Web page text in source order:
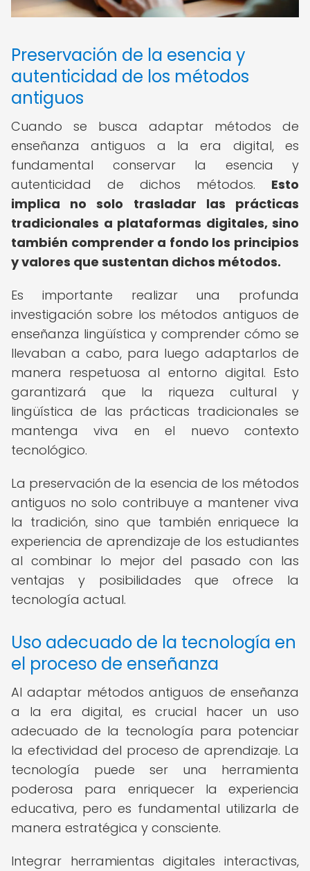
Preservación de la esencia y
autenticidad de los métodos
antiguos
Cuando se busca adaptar métodos de
enseñanza antiguos a la era digital, es
fundamental conservar la esencia y
autenticidad de dichos métodos. Esto
implica no solo trasladar las prácticas
tradicionales a plataformas digitales, sino
también comprender a fondo los principios
y valores que sustentan dichos métodos.
Es importante realizar una profunda
investigación sobre los métodos antiguos de
enseñanza lingüística y comprender cómo se
llevaban a cabo, para luego adaptarlos de
manera respetuosa al entorno digital. Esto
garantizará que la riqueza cultural y
lingüística de las prácticas tradicionales se
mantenga viva en el nuevo contexto
tecnológico.
La preservación de la esencia de los métodos
antiguos no solo contribuye a mantener viva
la tradición, sino que también enriquece la
experiencia de aprendizaje de los estudiantes
al combinar lo mejor del pasado con las
ventajas y posibilidades que ofrece la
tecnología actual.
Uso adecuado de la tecnología en
el proceso de enseñanza
Al adaptar métodos antiguos de enseñanza
a la era digital, es crucial hacer un uso
adecuado de la tecnología para potenciar
la efectividad del proceso de aprendizaje. La
tecnología puede ser una herramienta
poderosa para enriquecer la experiencia
educativa, pero es fundamental utilizarla de
manera estratégica y consciente.
Integrar herramientas digitales interactivas,